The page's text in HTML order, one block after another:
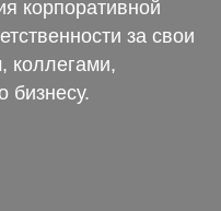
корпоративной
за свои
коллегами,
бизнесу.